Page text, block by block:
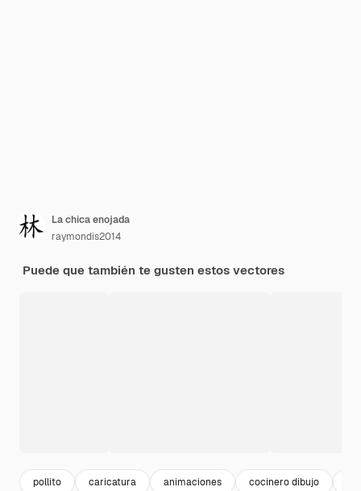
La chica enojada
raymondis2014
Puede que también te gusten estos vectores
pollito caricatura animaciones cocinero dibujo